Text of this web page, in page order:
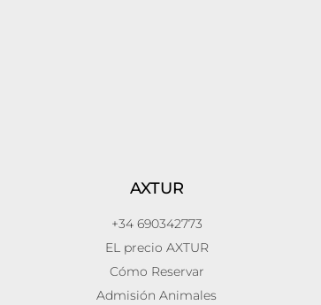
AXTUR
+34 690342773
EL precio AXTUR
Cómo Reservar
Admisión Animales